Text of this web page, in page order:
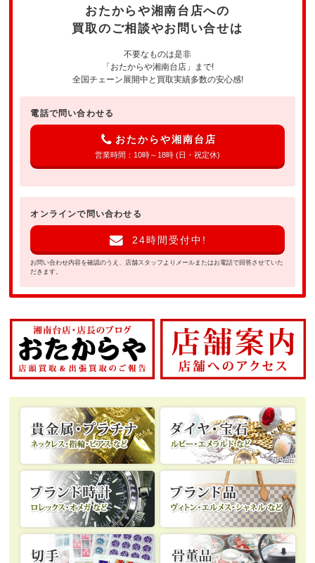
おたからや湘南台店への
買取のご相談やお問い合せは
不要なものは是非
「おたからや湘南台店」まで!
全国チェーン展開中と買取実績多数の安心感!
電話で問い合わせる
おたからや湘南台店
営業時間：10時～18時 (日・祝定休)
オンラインで問い合わせる
24時間受付中!
お問い合わせ内容を確認のうえ、店舗スタッフよりメールまたはお電話で回答させていた
だきます。